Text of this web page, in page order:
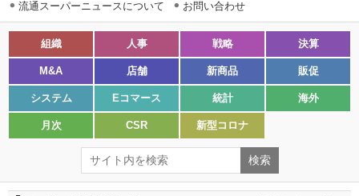
流通スーパーニュースについて お問い合わせ
組織 人事 戦略 決算
M&A 店舗 新商品 販促
システム Eコマース 統計 海外
月次 CSR 新型コロナ